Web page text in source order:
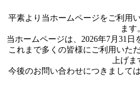
平素より当ホームページをご利用
ます
当ホームページは、2026年7月31日
これまで多くの皆様にご利用いた
上げま
今後のお問い合わせにつきまして